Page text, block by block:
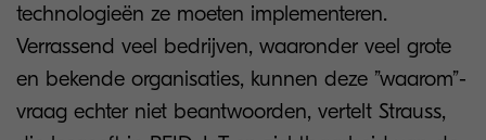
technologieën ze moeten implementeren.
Verrassend veel bedrijven, waaronder veel grote
en bekende organisaties, kunnen deze ”waarom”-
vraag echter niet beantwoorden, vertelt Strauss,